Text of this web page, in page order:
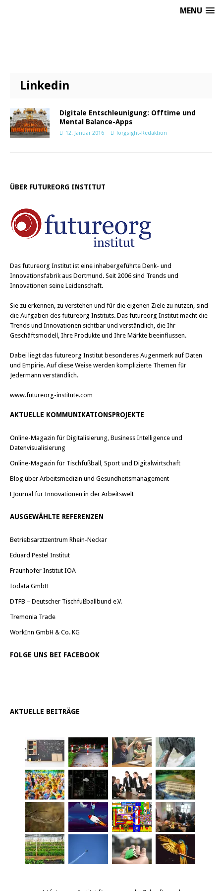
MENU
Linkedin
Digitale Entschleunigung: Offtime und
Mental Balance-Apps
12. Januar 2016 forgsight-Redaktion
ÜBER FUTUREORG INSTITUT
Das futureorg Institut ist eine inhabergeführte Denk- und
Innovationsfabrik aus Dortmund. Seit 2006 sind Trends und
Innovationen seine Leidenschaft.
Sie zu erkennen, zu verstehen und für die eigenen Ziele zu nutzen, sind
die Aufgaben des futureorg Instituts. Das futureorg Institut macht die
Trends und Innovationen sichtbar und verständlich, die Ihr
Geschäftsmodell, Ihre Produkte und Ihre Märkte beeinflussen.
Dabei liegt das futureorg Institut besonderes Augenmerk auf Daten
und Empirie. Auf diese Weise werden komplizierte Themen für
Jedermann verständlich.
www.futureorg-institute.com
AKTUELLE KOMMUNIKATIONSPROJEKTE
Online-Magazin für Digitalisierung, Business Intelligence und
Datenvisualisierung
Online-Magazin für Tischfußball, Sport und Digitalwirtschaft
Blog über Arbeitsmedizin und Gesundheitsmanagement
EJournal für Innovationen in der Arbeitswelt
AUSGEWÄHLTE REFERENZEN
Betriebsarztzentrum Rhein-Neckar
Eduard Pestel Institut
Fraunhofer Institut IOA
Iodata GmbH
DTFB – Deutscher Tischfußballbund e.V.
Tremonia Trade
WorkInn GmbH & Co. KG
FOLGE UNS BEI FACEBOOK
AKTUELLE BEITRÄGE